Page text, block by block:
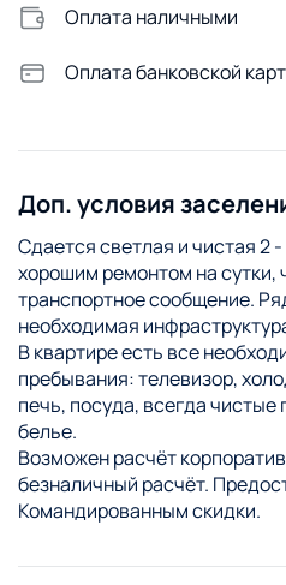
Оплата наличными
Оплата банковской
Доп. условия
Сдается светлая и чистая 2
хорошим ремонтом на сутки,
транспортное сообщение.
необходимая
В квартире есть все
пребывания: телевизор,
печь, посуда, всегда
белье.
Возможен расчёт
безналичный расчёт.
Командированным скидки.